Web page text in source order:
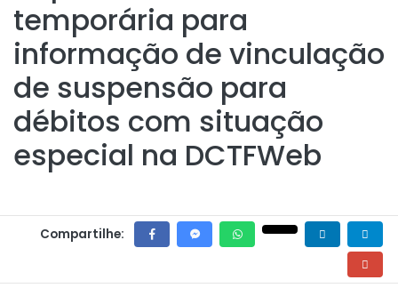
temporária para
informação de vinculação
de suspensão para
débitos com situação
especial na DCTFWeb
Compartilhe: